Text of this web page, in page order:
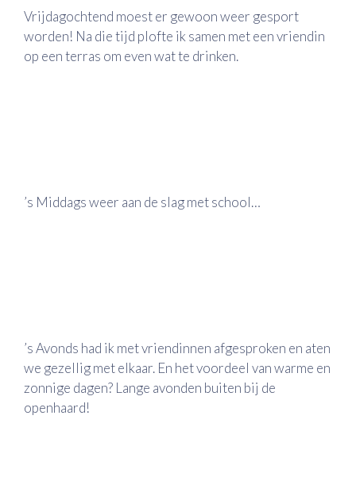
Vrijdagochtend moest er gewoon weer gesport
worden! Na die tijd plofte ik samen met een vriendin
op een terras om even wat te drinken.
’s Middags weer aan de slag met school…
’s Avonds had ik met vriendinnen afgesproken en aten
we gezellig met elkaar. En het voordeel van warme en
zonnige dagen? Lange avonden buiten bij de
openhaard!